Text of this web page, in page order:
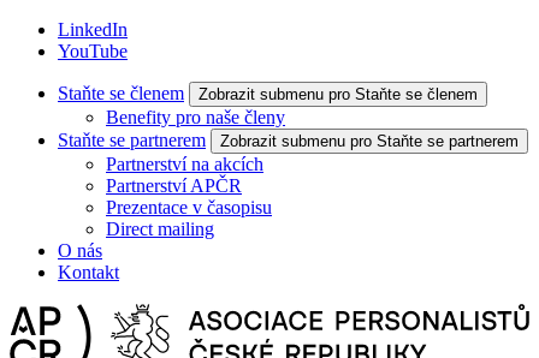
LinkedIn
YouTube
Staňte se členem Zobrazit submenu pro Staňte se členem
Benefity pro naše členy
Staňte se partnerem
Zobrazit submenu pro Staňte se partnerem
Partnerství na akcích
Partnerství APČR
Prezentace v časopisu
Direct mailing
O nás
Kontakt